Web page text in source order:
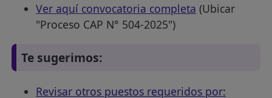
Ver aquí convocatoria completa (Ubicar
"Proceso CAP N° 504-2025")
Te sugerimos:
Revisar otros puestos requeridos por: